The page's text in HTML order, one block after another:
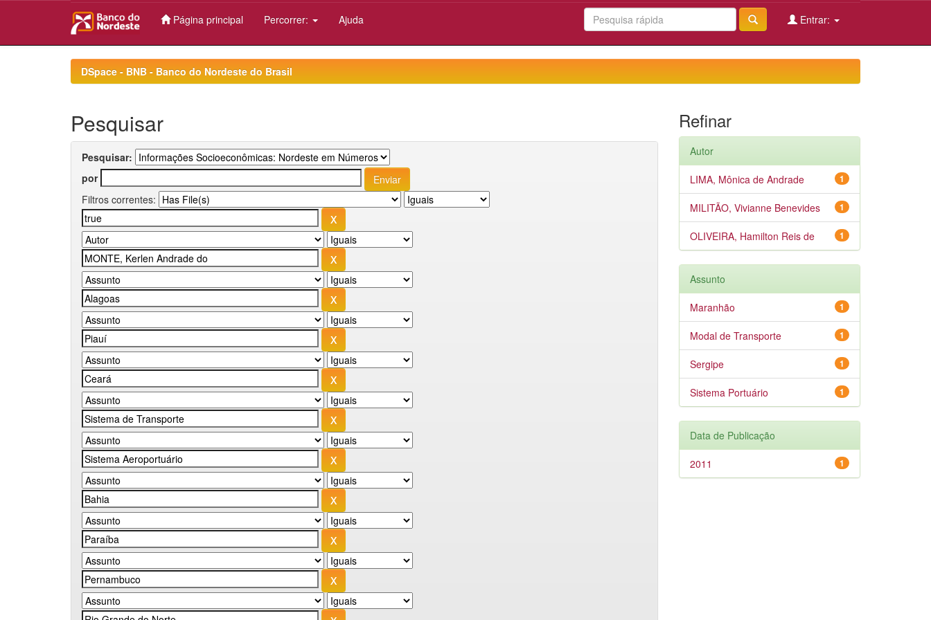
Página principal Percorrer: Ajuda Entrar:
DSpace - BNB - Banco do Nordeste do Brasil
Pesquisar
Pesquisar:
por
Filtros correntes:
Refinar
Autor
1
LIMA, Mônica de Andrade
1
MILITÃO, Vivianne Benevides
1
OLIVEIRA, Hamilton Reis de
Assunto
1
Maranhão
1
Modal de Transporte
1
Sergipe
1
Sistema Portuário
Data de Publicação
1
2011